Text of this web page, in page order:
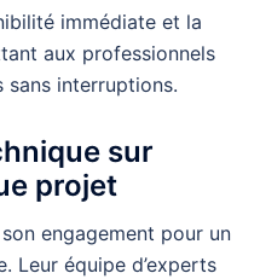
immédiate et la
aux professionnels
sans interruptions.
sur
projet
engagement pour un
Leur équipe d’experts